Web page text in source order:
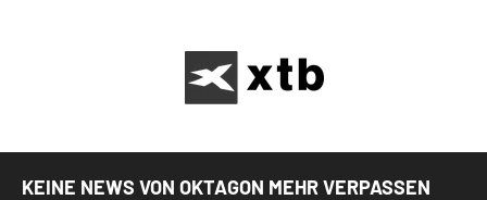
KEINE NEWS VON OKTAGON MEHR VERPASSEN